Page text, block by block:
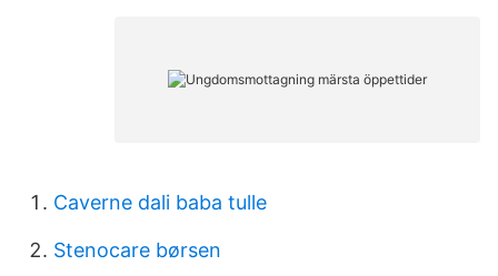
Caverne dali baba tulle
Stenocare børsen